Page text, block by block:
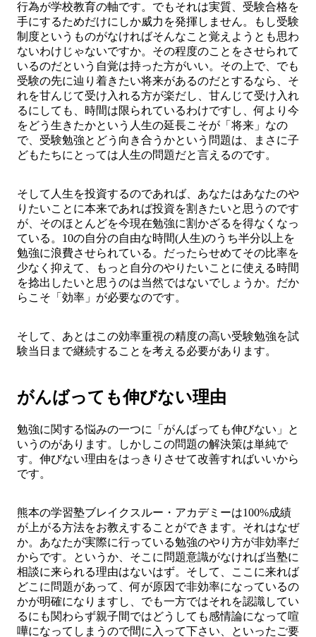
行為が学校教育の軸です。でもそれは実質、受験合格を
手にするためだけにしか威力を発揮しません。もし受験
制度というものがなければそんなこと覚えようとも思わ
ないわけじゃないですか。その程度のことをさせられて
いるのだという自覚は持った方がいい。その上で、でも
受験の先に辿り着きたい将来があるのだとするなら、そ
れを甘んじて受け入れる方が楽だし、甘んじて受け入れ
るにしても、時間は限られているわけですし、何より今
をどう生きたかという人生の延長こそが「将来」なの
で、受験勉強とどう向き合うかという問題は、まさに子
どもたちにとっては人生の問題だと言えるのです。
そして人生を投資するのであれば、あなたはあなたのや
りたいことに本来であれば投資を割きたいと思うのです
が、そのほとんどを今現在勉強に割かざるを得なくなっ
ている。10の自分の自由な時間(人生)のうち半分以上を
勉強に浪費させられている。だったらせめてその比率を
少なく抑えて、もっと自分のやりたいことに使える時間
を捻出したいと思うのは当然ではないでしょうか。だか
らこそ「効率」が必要なのです。
そして、あとはこの効率重視の精度の高い受験勉強を試
験当日まで継続することを考える必要があります。
がんばっても伸びない理由
勉強に関する悩みの一つに「がんばっても伸びない」と
いうのがあります。しかしこの問題の解決策は単純で
す。伸びない理由をはっきりさせて改善すればいいから
です。
熊本の学習塾ブレイクスルー・アカデミーは100%成績
が上がる方法をお教えすることができます。それはなぜ
か。あなたが実際に行っている勉強のやり方が非効率だ
からです。というか、そこに問題意識がなければ当塾に
相談に来られる理由はないはず。そして、ここに来れば
どこに問題があって、何が原因で非効率になっているの
かが明確になりますし、でも一方ではそれを認識してい
るにも関わらず親子間ではどうしても感情論になって喧
嘩になってしまうので間に入って下さい、といったご要